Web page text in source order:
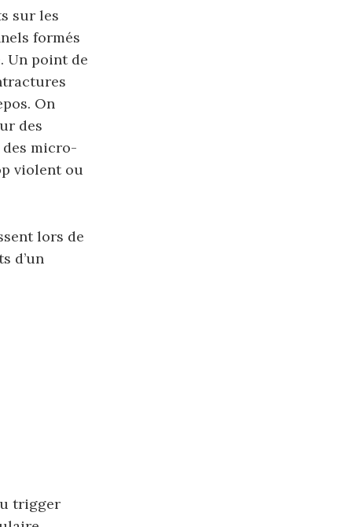
sur les
formés
Un point de
On
des
des micro-
violent ou
lors de
d’un
trigger